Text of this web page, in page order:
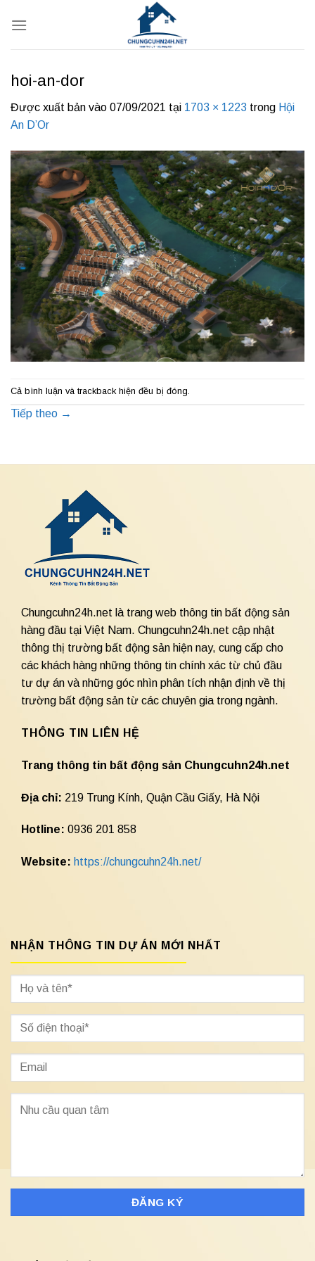
qua
hoi-an-dor
Được xuất bản vào 07/09/2021 tại 1703 × 1223 trong Hội
An D’Or
Cả bình luận và trackback hiện đều bị đóng.
Tiếp theo →
Chungcuhn24h.net là trang web thông tin bất động sản
hàng đầu tại Việt Nam. Chungcuhn24h.net cập nhật
thông thị trường bất động sản hiện nay, cung cấp cho
các khách hàng những thông tin chính xác từ chủ đầu
tư dự án và những góc nhìn phân tích nhận định về thị
trường bất động sản từ các chuyên gia trong ngành.
THÔNG TIN LIÊN HỆ
Trang thông tin bất động sản Chungcuhn24h.net
Địa chỉ: 219 Trung Kính, Quận Cầu Giấy, Hà Nội
Hotline: 0936 201 858
Website: https://chungcuhn24h.net/
NHẬN THÔNG TIN DỰ ÁN MỚI NHẤT